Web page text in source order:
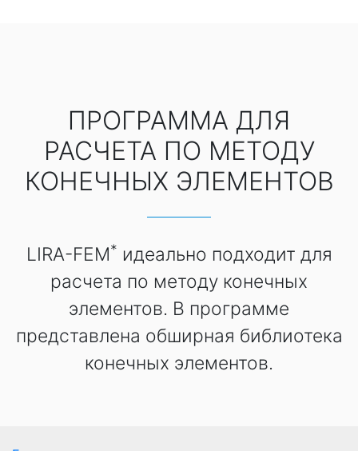
ПРОГРАММА ДЛЯ
РАСЧЕТА ПО МЕТОДУ
КОНЕЧНЫХ ЭЛЕМЕНТОВ
LIRA-FEM* идеально подходит для
расчета по методу конечных
элементов. В программе
представлена обширная библиотека
конечных элементов.